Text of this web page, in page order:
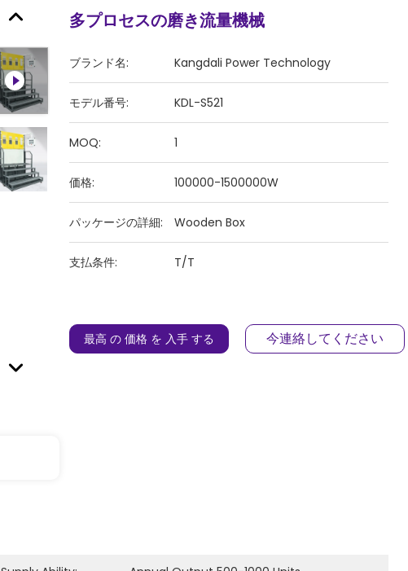
多プロセスの磨き流量機械
ブランド名: Kangdali Power Technology
モデル番号: KDL-S521
MOQ: 1
価格: 100000-1500000W
パッケージの詳細: Wooden Box
支払条件: T/T
最高 の 価格 を 入手 する 今連絡してください